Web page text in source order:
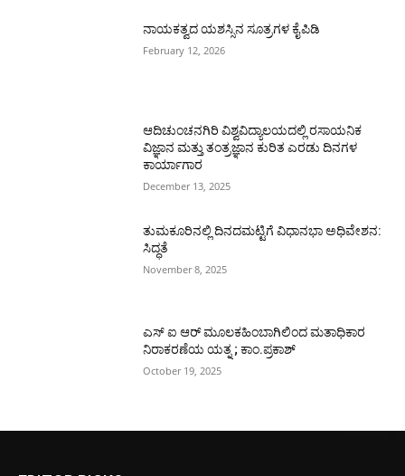
ನಾಯಕತ್ವದ ಯಶಸ್ಸಿನ ಸೂತ್ರಗಳ ಕೈಪಿಡಿ
February 12, 2026
ಆದಿಚುಂಚನಗಿರಿ ವಿಶ್ವವಿದ್ಯಾಲಯದಲ್ಲಿ ರಸಾಯನಿಕ
ವಿಜ್ಞಾನ ಮತ್ತು ತಂತ್ರಜ್ಞಾನ ಕುರಿತ ಎರಡು ದಿನಗಳ
ಕಾರ್ಯಾಗಾರ
December 13, 2025
ತುಮಕೂರಿನಲ್ಲಿ ದಿನದಮಟ್ಟಿಗೆ ವಿಧಾನಭಾ ಅಧಿವೇಶನ:
ಸಿದ್ಧತೆ
November 8, 2025
ಎಸ್ ಐ ಆರ್ ಮೂಲಕಹಿಂಬಾಗಿಲಿಂದ ಮತಾಧಿಕಾರ
ನಿರಾಕರಣೆಯ ಯತ್ನ ; ಕಾಂ.ಪ್ರಕಾಶ್
October 19, 2025